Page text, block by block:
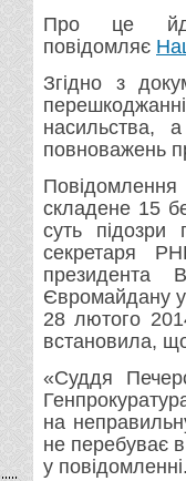
Про це
повідомляє
Згідно з
насильства,
повноважень
складене 15
суть підозри
секретаря
президента
Євромайдану
28 лютого
встановила,
«Суддя
на
не перебуває
у